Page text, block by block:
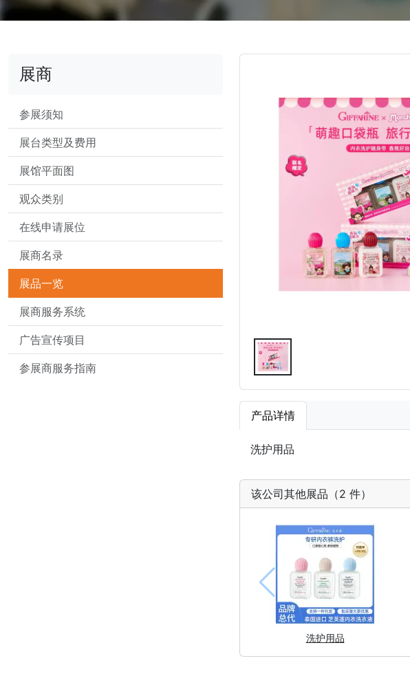
展商
参展须知
展台类型及费用
展馆平面图
观众类别
在线申请展位
展商名录
展品一览
展商服务系统
广告宣传项目
参展商服务指南
产品详情
洗护用品
该公司其他展品（2 件）
洗护用品